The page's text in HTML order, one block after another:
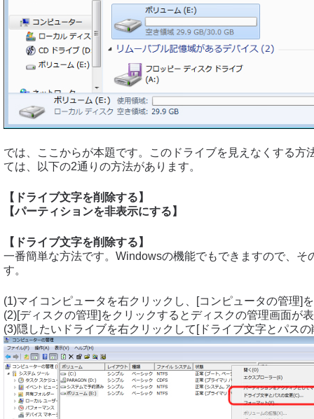
では、ここからが本題です。このドライブを見えなくする方
ては、以下の2通りの方法があります。
【ドライブ文字を削除する】
【パーティションを非表示にする】
【ドライブ文字を削除する】
一番簡単な方法です。Windowsの機能でもできますので、そ
す。
(1)マイコンピュータを右クリックし、[コンピュータの管理]
(2)[ディスクの管理]をクリックするとディスクの管理画面が
(3)隠したいドライブを右クリックして[ドライブ文字とパス